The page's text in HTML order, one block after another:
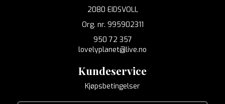
2080 EIDSVOLL
Org. nr. 995902311
950 72 357
lovelyplanet@live.no
Kundeservice
Kjøpsbetingelser